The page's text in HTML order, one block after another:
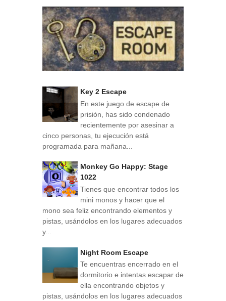
Key 2 Escape
En este juego de escape de
prisión, has sido condenado
recientemente por asesinar a
cinco personas, tu ejecución está
programada para mañana...
Monkey Go Happy: Stage
1022
Tienes que encontrar todos los
mini monos y hacer que el
mono sea feliz encontrando elementos y
pistas, usándolos en los lugares adecuados
y...
Night Room Escape
Te encuentras encerrado en el
dormitorio e intentas escapar de
ella encontrando objetos y
pistas, usándolos en los lugares adecuados